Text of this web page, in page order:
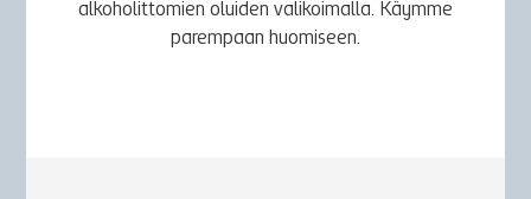
alkoholittomien oluiden valikoimalla. Käymme
parempaan huomiseen.